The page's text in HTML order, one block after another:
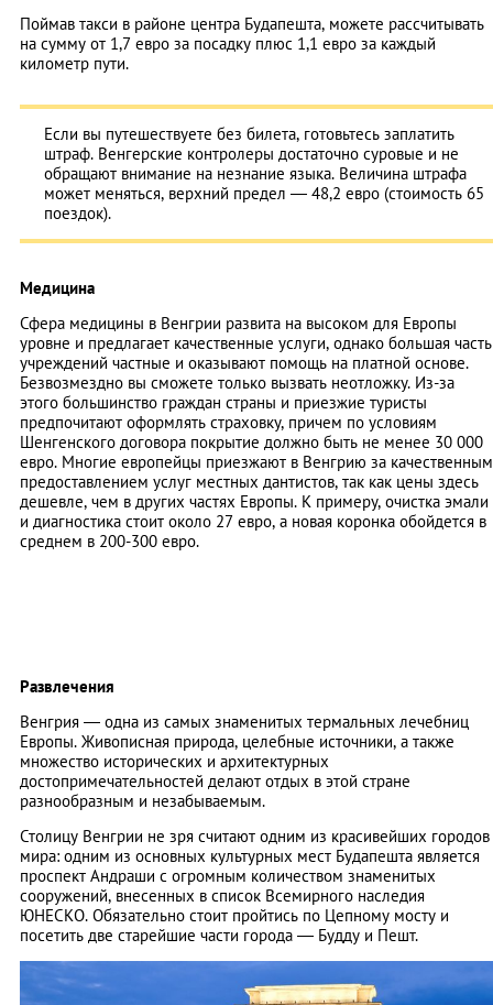
Поймав такси в районе центра Будапешта, можете рассчитывать
на сумму от 1,7 евро за посадку плюс 1,1 евро за каждый
километр пути.
Если вы путешествуете без билета, готовьтесь заплатить
штраф. Венгерские контролеры достаточно суровые и не
обращают внимание на незнание языка. Величина штрафа
может меняться, верхний предел — 48,2 евро (стоимость 65
поездок).
Медицина
Сфера медицины в Венгрии развита на высоком для Европы
уровне и предлагает качественные услуги, однако большая часть
учреждений частные и оказывают помощь на платной основе.
Безвозмездно вы сможете только вызвать неотложку. Из-за
этого большинство граждан страны и приезжие туристы
предпочитают оформлять страховку, причем по условиям
Шенгенского договора покрытие должно быть не менее 30 000
евро. Многие европейцы приезжают в Венгрию за качественным
предоставлением услуг местных дантистов, так как цены здесь
дешевле, чем в других частях Европы. К примеру, очистка эмали
и диагностика стоит около 27 евро, а новая коронка обойдется в
среднем в 200-300 евро.
Развлечения
Венгрия — одна из самых знаменитых термальных лечебниц
Европы. Живописная природа, целебные источники, а также
множество исторических и архитектурных
достопримечательностей делают отдых в этой стране
разнообразным и незабываемым.
Столицу Венгрии не зря считают одним из красивейших городов
мира: одним из основных культурных мест Будапешта является
проспект Андраши с огромным количеством знаменитых
сооружений, внесенных в список Всемирного наследия
ЮНЕСКО. Обязательно стоит пройтись по Цепному мосту и
посетить две старейшие части города — Будду и Пешт.